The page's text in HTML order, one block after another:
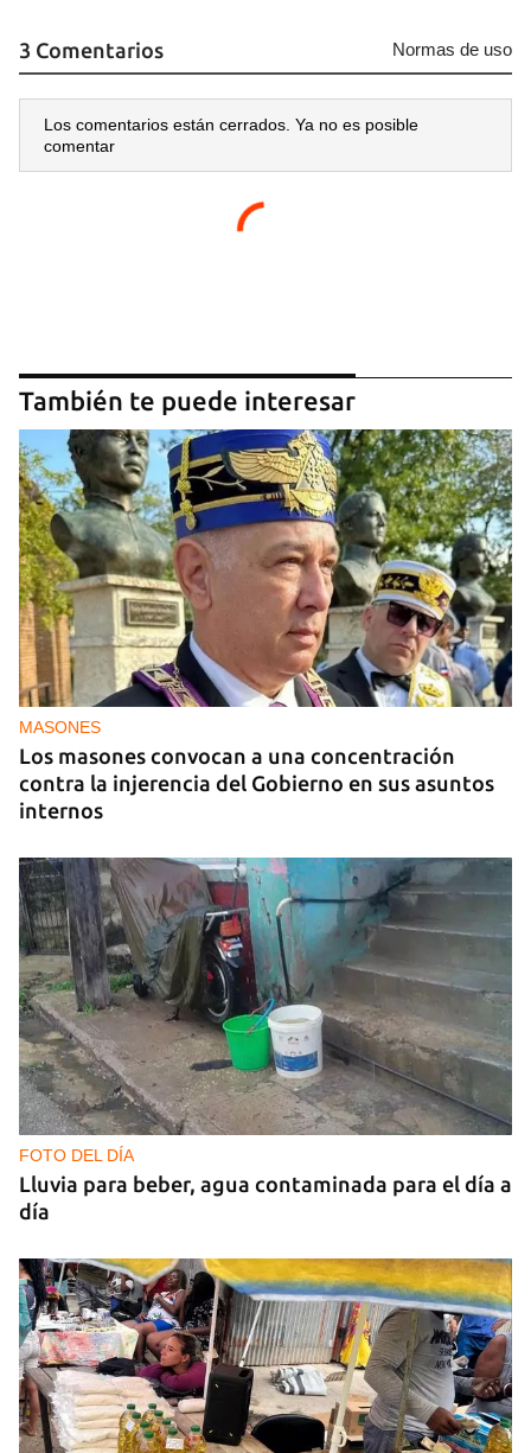
Para poder guardar como favorito, primero has de
iniciar sesión con tu cuenta de 14ymedio.
CANCELAR
3 Comentarios Normas de uso
Los comentarios están cerrados. Ya no es posible
comentar
También te puede interesar
MASONES
Los masones convocan a una concentración
contra la injerencia del Gobierno en sus asuntos
internos
FOTO DEL DÍA
Lluvia para beber, agua contaminada para el día a
día